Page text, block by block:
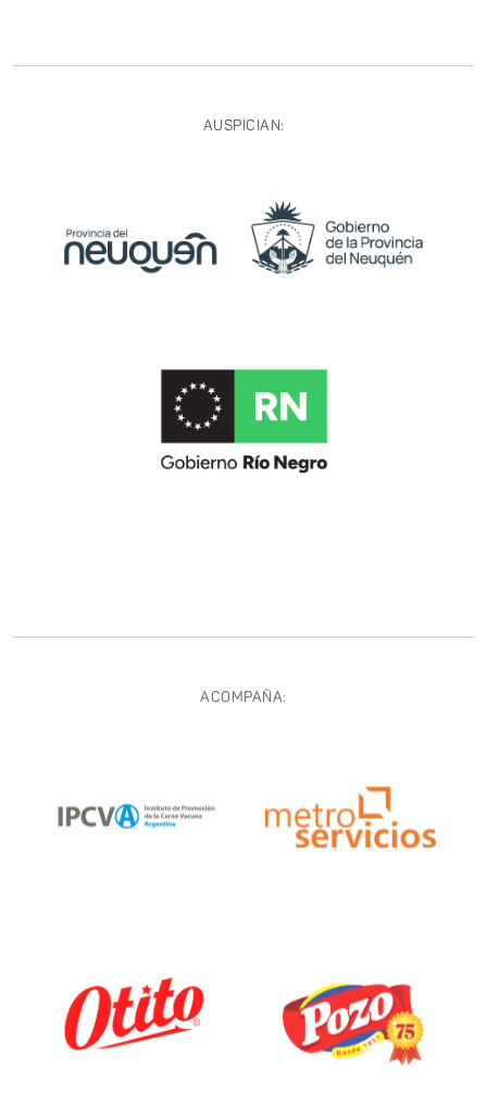
AUSPICIAN:
ACOMPAÑA: